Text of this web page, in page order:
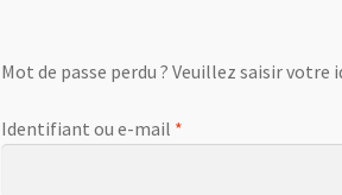
Mot de passe perdu ? Veuillez saisir
Identifiant ou e-mail *